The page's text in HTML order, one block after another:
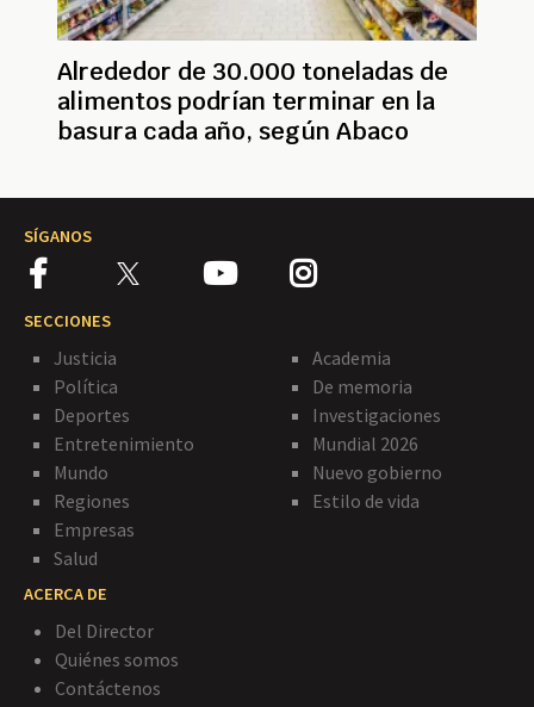
Alrededor de 30.000 toneladas de
alimentos podrían terminar en la
basura cada año, según Abaco
SÍGANOS
SECCIONES
Justicia
Política
Deportes
Entretenimiento
Mundo
Regiones
Empresas
Salud
Academia
De memoria
Investigaciones
Mundial 2026
Nuevo gobierno
Estilo de vida
ACERCA DE
Del Director
Quiénes somos
Contáctenos